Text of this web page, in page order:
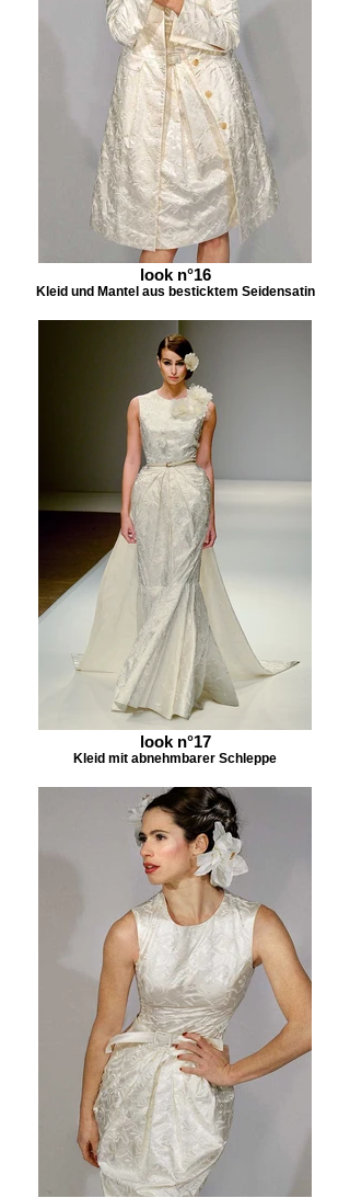
look n°16
Kleid und Mantel aus besticktem Seidensatin
look n°17
Kleid mit abnehmbarer Schleppe